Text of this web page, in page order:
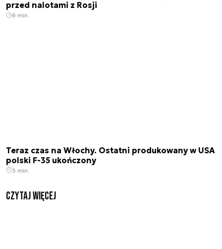
przed nalotami z Rosji
6 min.
Teraz czas na Włochy. Ostatni produkowany w USA
polski F-35 ukończony
3 min.
czytaj więcej